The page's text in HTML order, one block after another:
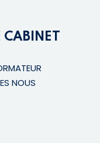
CABINET
NOUS